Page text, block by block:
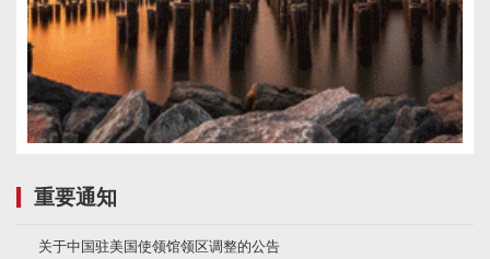
重要通知
关于中国驻美国使领馆领区调整的公告